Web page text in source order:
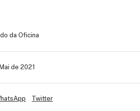
da Oficina
de 2021
Twitter